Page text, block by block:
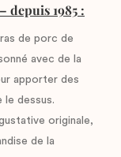
depuis 1985 :
de porc de
avec de la
apporter des
le dessus.
originale,
de la